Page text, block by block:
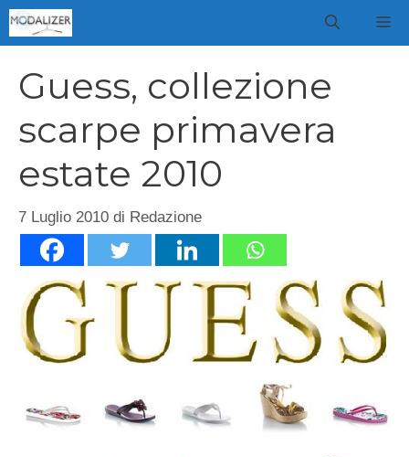
Vai
al
Guess, collezione
scarpe primavera
estate 2010
7 Luglio 2010 di Redazione